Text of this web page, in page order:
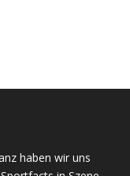
haben wir uns